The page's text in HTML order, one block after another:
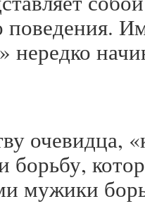
нередко
очевидца,
борьбу,
мужики